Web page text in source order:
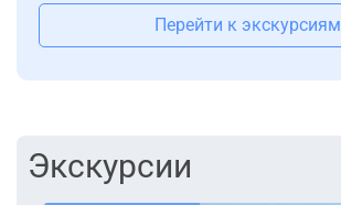
Перейти к экскурсиям
Экскурсии